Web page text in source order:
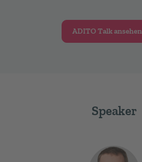
ADITO Talk ansehen
Speaker